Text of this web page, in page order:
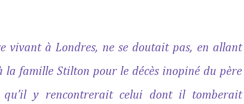
vivant à Londres, ne se doutait pas, en allant
la famille Stilton pour le décès inopiné du père
qu’il y rencontrerait celui dont il tomberait